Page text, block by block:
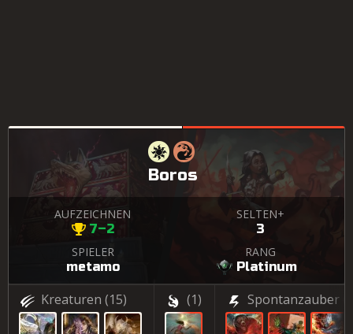
Boros
AUFZEICHNEN
7–2
SELTEN+
3
SPIELER
metamo
RANG
Platinum
Kreaturen (15) (1) Spontanzauber